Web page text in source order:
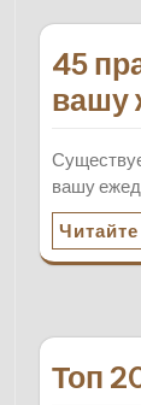
45
вашу
вашу
Топ